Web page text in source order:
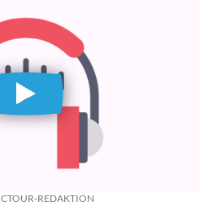
CTOUR-REDAKTION